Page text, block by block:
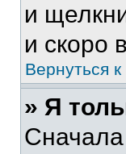
и
и скоро
Вернуться
» Я
Сначала